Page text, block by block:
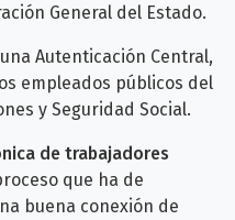
General del Estado.
Autenticación Central,
empleados públicos del
y Seguridad Social.
de trabajadores
que ha de
buena conexión de